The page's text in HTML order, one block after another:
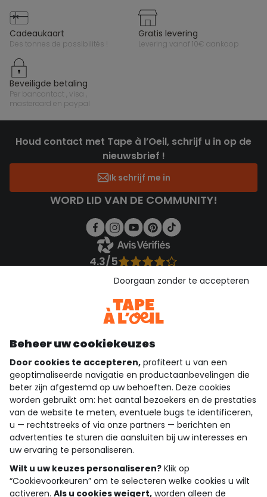
cadeaukaart
des tonnes de possibilités !
gratis levering
levering vanaf 10€ aankoop
beveiligde betaling
per bancontact , visa ,
mastercard en paypal
Houd contact met Tape à l’Oeil, schrijf u in op de
nieuwsbrief !
Ik schrijf me in
WORD LID VAN DE COMMUNITY!
4.3/5
Bekijk de vertrouwensverklaring
Download onze applicatie
Ontdek onze applicatie
wie zijn we?
hulp nodig
loyalty club
onze catalogus
Beheer uw cookiekeuzes
Door cookies te accepteren, profiteert u van een
geoptimaliseerde navigatie en productaanbevelingen die
beter zijn afgestemd op uw behoeften. Deze cookies
worden gebruikt om: het aantal bezoekers en de prestaties
van de website te meten, eventuele bugs te identificeren,
u — rechtstreeks of via onze partners — berichten en
advertenties te sturen die aansluiten bij uw interesses en
uw ervaring te personaliseren.
Wilt u uw keuzes personaliseren? Klik op
“Cookievoorkeuren” om te selecteren welke cookies u wilt
activeren. Als u cookies weigert, worden alleen de
Doorgaan zonder te accepteren